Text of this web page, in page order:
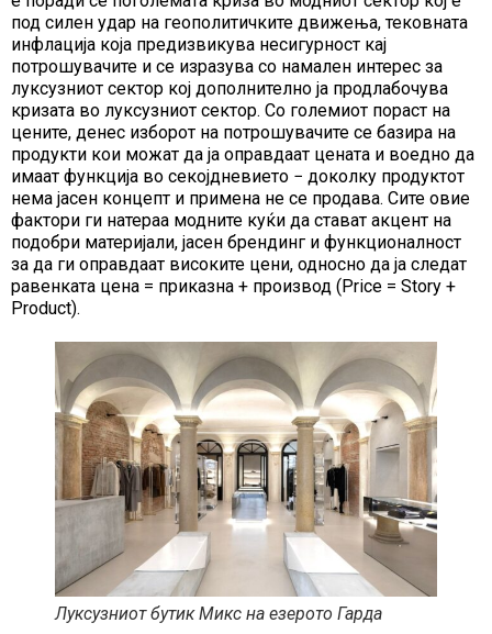
под силен удар на геополитичките движења, тековната
инфлација која предизвикува несигурност кај
потрошувачите и се изразува со намален интерес за
луксузниот сектор кој дополнително ја продлабочува
кризата во луксузниот сектор. Со големиот пораст на
цените, денес изборот на потрошувачите се базира на
продукти кои можат да ја оправдаат цената и воедно да
имаат функција во секојдневието − доколку продуктот
нема јасен концепт и примена не се продава. Сите овие
фактори ги натераа модните куќи да стават акцент на
подобри материјали, јасен брендинг и функционалност
за да ги оправдаат високите цени, односно да ја следат
равенката цена = приказна + производ (Price = Story +
Product).
Луксузниот бутик Микс на езерото Гарда